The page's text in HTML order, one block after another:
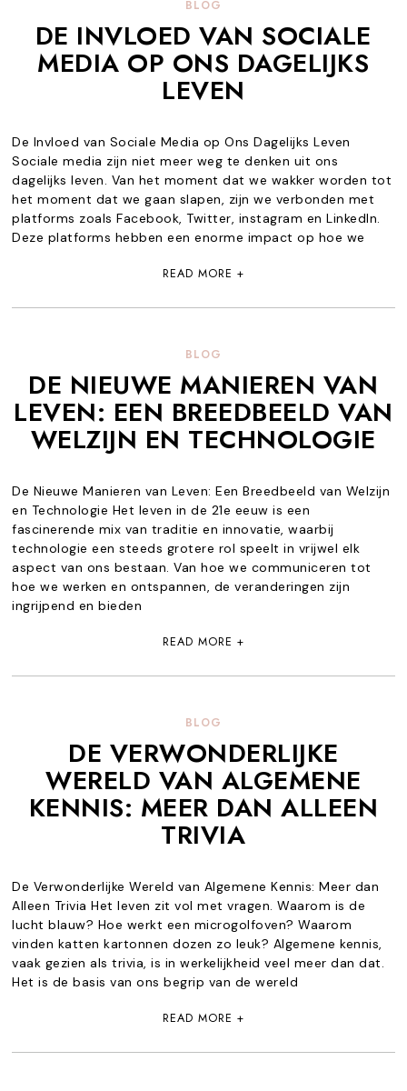
BLOG
DE INVLOED VAN SOCIALE
MEDIA OP ONS DAGELIJKS
LEVEN
De Invloed van Sociale Media op Ons Dagelijks Leven
Sociale media zijn niet meer weg te denken uit ons
dagelijks leven. Van het moment dat we wakker worden tot
het moment dat we gaan slapen, zijn we verbonden met
platforms zoals Facebook, Twitter, instagram en LinkedIn.
Deze platforms hebben een enorme impact op hoe we
READ MORE +
BLOG
DE NIEUWE MANIEREN VAN
LEVEN: EEN BREEDBEELD VAN
WELZIJN EN TECHNOLOGIE
De Nieuwe Manieren van Leven: Een Breedbeeld van Welzijn
en Technologie Het leven in de 21e eeuw is een
fascinerende mix van traditie en innovatie, waarbij
technologie een steeds grotere rol speelt in vrijwel elk
aspect van ons bestaan. Van hoe we communiceren tot
hoe we werken en ontspannen, de veranderingen zijn
ingrijpend en bieden
READ MORE +
BLOG
DE VERWONDERLIJKE
WERELD VAN ALGEMENE
KENNIS: MEER DAN ALLEEN
TRIVIA
De Verwonderlijke Wereld van Algemene Kennis: Meer dan
Alleen Trivia Het leven zit vol met vragen. Waarom is de
lucht blauw? Hoe werkt een microgolfoven? Waarom
vinden katten kartonnen dozen zo leuk? Algemene kennis,
vaak gezien als trivia, is in werkelijkheid veel meer dan dat.
Het is de basis van ons begrip van de wereld
READ MORE +